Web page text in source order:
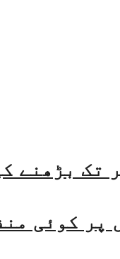
پر کوئی